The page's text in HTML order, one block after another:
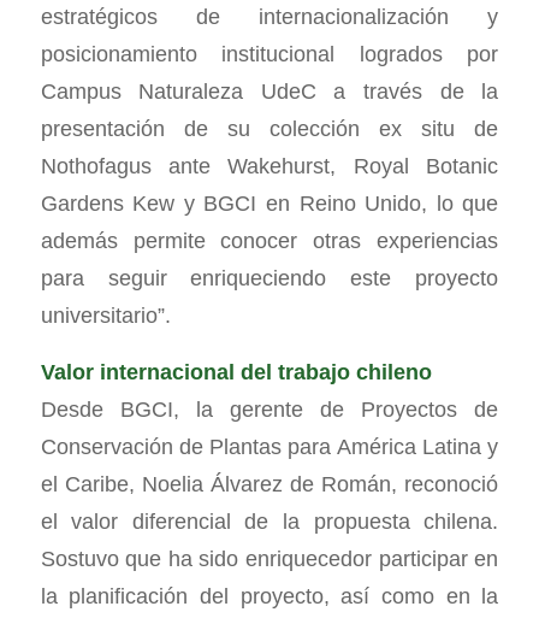
estratégicos de internacionalización y
posicionamiento institucional logrados por
Campus Naturaleza UdeC a través de la
presentación de su colección ex situ de
Nothofagus ante Wakehurst, Royal Botanic
Gardens Kew y BGCI en Reino Unido, lo que
además permite conocer otras experiencias
para seguir enriqueciendo este proyecto
universitario”.
Valor internacional del trabajo chileno
Desde BGCI, la gerente de Proyectos de
Conservación de Plantas para América Latina y
el Caribe, Noelia Álvarez de Román, reconoció
el valor diferencial de la propuesta chilena.
Sostuvo que ha sido enriquecedor participar en
la planificación del proyecto, así como en la